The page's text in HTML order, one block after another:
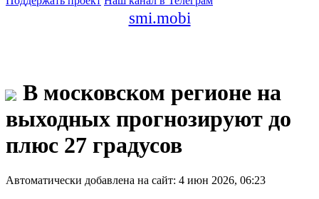
smi.mobi
В московском регионе на
выходных прогнозируют до
плюс 27 градусов
Автоматически добавлена на сайт: 4 июн 2026, 06:23